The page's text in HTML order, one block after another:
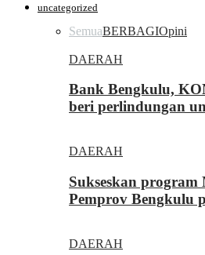
uncategorized
SemuaBERBAGIOpini
DAERAH
Bank Bengkulu,
beri perlindungan
DAERAH
Sukseskan
Pemprov Bengkulu
DAERAH